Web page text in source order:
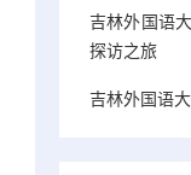
吉林外国语
探访之旅
吉林外国语